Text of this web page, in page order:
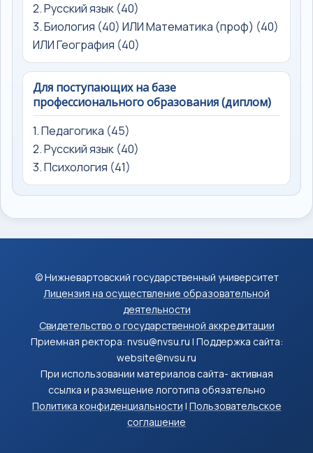
2. Русский язык (40)
3. Биология (40) ИЛИ Математика (проф) (40)
ИЛИ География (40)
Для поступающих на базе
профессионального образования (диплом)
1. Педагогика (45)
2. Русский язык (40)
3. Психология (41)
© Нижневартовский государственный университет
Лицензия на осуществление образовательной
деятельности
Свидетельство о государственной аккредитации
Приемная ректора: nvsu@nvsu.ru | Поддержка сайта:
website@nvsu.ru
При использовании материалов сайта- активная
ссылка и размещение логотипа обязательно
Политика конфиденциальности | Пользовательское
соглашение